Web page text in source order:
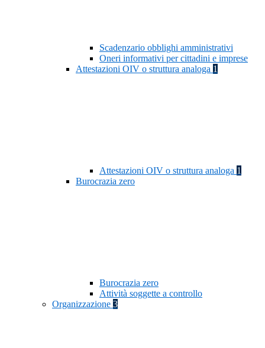
Scadenzario obblighi amministrativi
Oneri informativi per cittadini e imprese
Attestazioni OIV o struttura analoga 1
Attestazioni OIV o struttura analoga 1
Burocrazia zero
Burocrazia zero
Attività soggette a controllo
Organizzazione 3